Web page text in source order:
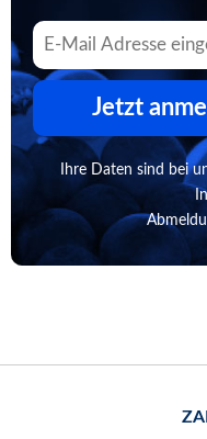
Jetzt
Ihre Daten sind bei